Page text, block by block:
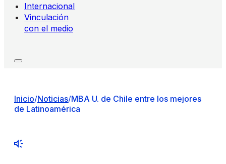
Internacional
Vinculación
con el medio
Inicio/Noticias/MBA U. de Chile entre los mejores
de Latinoamérica